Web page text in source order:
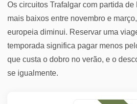
Os circuitos Trafalgar com partida
mais baixos entre novembro e
europeia diminui. Reservar uma
temporada significa pagar menos
que custa o dobro no verão, e o
se igualmente.